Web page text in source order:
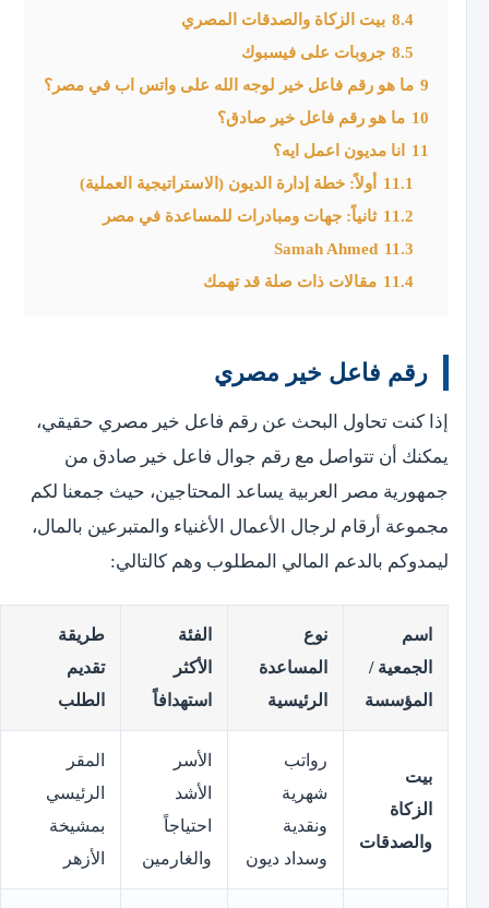
8.4 بيت الزكاة والصدقات المصري
8.5 جروبات على فيسبوك
9 ما هو رقم فاعل خير لوجه الله على واتس اب في مصر؟
10 ما هو رقم فاعل خير صادق؟
11
انا مديون اعمل ايه؟
11.1 أولاً: خطة إدارة الديون (الاستراتيجية العملية)
11.2 ثانياً: جهات ومبادرات للمساعدة في مصر
11.3
Samah Ahmed
11.4 مقالات ذات صلة قد تهمك
رقم فاعل خير مصري
إذا كنت تحاول البحث عن رقم فاعل خير مصري حقيقي،
يمكنك أن تتواصل مع رقم جوال فاعل خير صادق من
جمهورية مصر العربية يساعد المحتاجين، حيث جمعنا لكم
مجموعة أرقام لرجال الأعمال الأغنياء والمتبرعين بالمال،
ليمدوكم بالدعم المالي المطلوب وهم كالتالي:
اسم
الجمعية /
المؤسسة
نوع
المساعدة
الرئيسية
الفئة
الأكثر
استهدافاً
طريقة
تقديم
الطلب
بيت
الزكاة
والصدقات
رواتب
شهرية
ونقدية
وسداد ديون
الأسر
الأشد
احتياجاً
والغارمين
المقر
الرئيسي
بمشيخة
الأزهر